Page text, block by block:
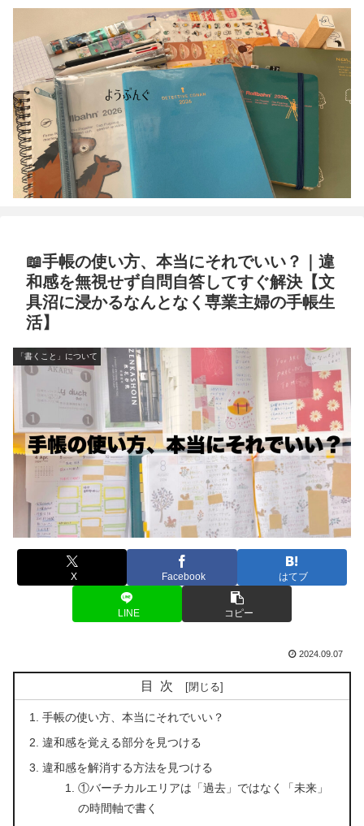
📖手帳の使い方、本当にそれでいい？｜違
和感を無視せず自問自答してすぐ解決【文
具沼に浸かるなんとなく専業主婦の手帳生
活】
「書くこと」について
X Facebook はてブ
LINE コピー
2024.09.07
目次
手帳の使い方、本当にそれでいい？
違和感を覚える部分を見つける
違和感を解消する方法を見つける
①バーチカルエリアは「過去」ではなく「未来」
の時間軸で書く